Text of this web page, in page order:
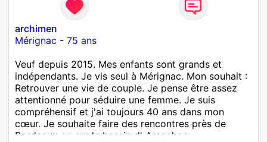
archimen
Mérignac - 75 ans
Veuf depuis 2015. Mes enfants sont grands et
indépendants. Je vis seul à Mérignac. Mon souhait :
Retrouver une vie de couple. Je pense être assez
attentionné pour séduire une femme. Je suis
compréhensif et j'ai toujours 40 ans dans mon
cœur. Je souhaite faire des rencontres près de
Bordeaux ou sur le bassin d' Arcachon.